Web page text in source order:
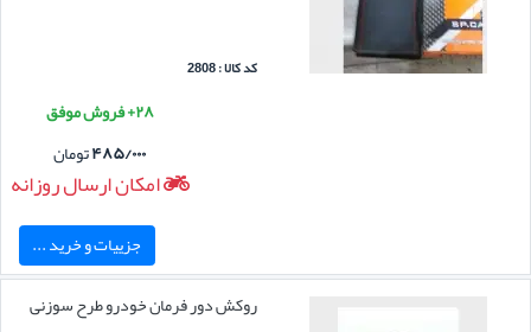
کد کالا : 2808
۲۸+ فروش موفق
۴۸۵/۰۰۰تومان
امکان ارسال روزانه
جزییات و خرید ...
روکش دور فرمان خودرو طرح سوزنی